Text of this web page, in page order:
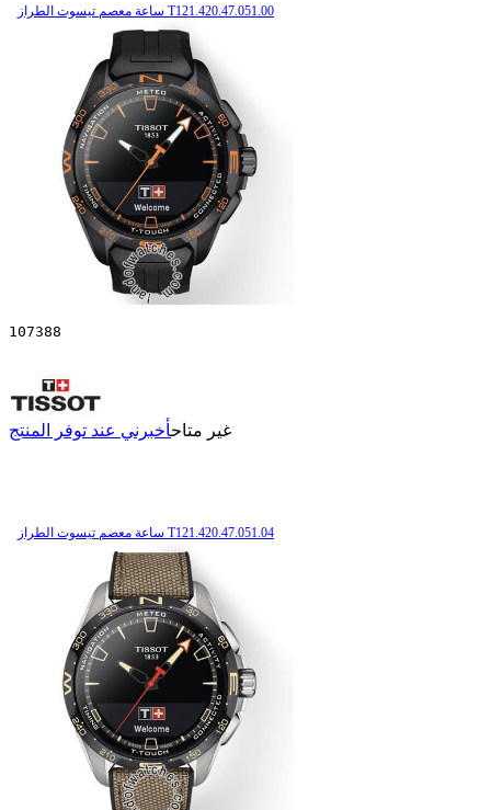
ساعة معصم تیسوت الطراز T121.420.47.051.00
107388
غير متاحأخبرني عند توفر المنتج
ساعة معصم تیسوت الطراز T121.420.47.051.04